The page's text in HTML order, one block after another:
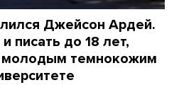
Джейсон Ардей.
писать до 18 лет,
молодым темнокожим